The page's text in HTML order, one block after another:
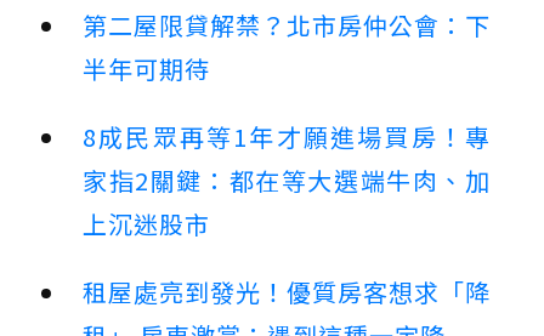
第二屋限貸解禁？北市房仲公會：下
半年可期待
8成民眾再等1年才願進場買房！專
家指2關鍵：都在等大選端牛肉、加
上沉迷股市
租屋處亮到發光！優質房客想求「降